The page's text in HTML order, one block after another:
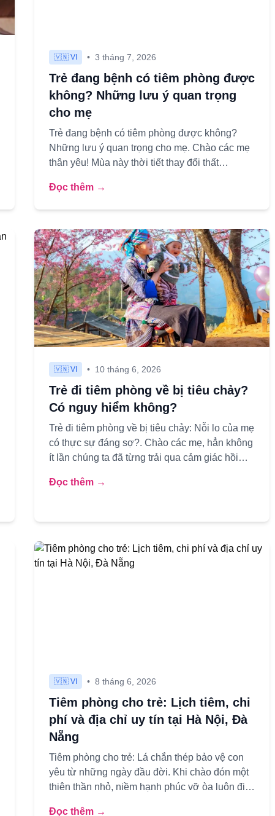
🇻🇳 VI • 3 tháng 7, 2026
Trẻ đang bệnh có tiêm phòng được
không? Những lưu ý quan trọng
cho mẹ
Trẻ đang bệnh có tiêm phòng được không?
Những lưu ý quan trọng cho mẹ. Chào các mẹ
thân yêu! Mùa này thời tiết thay đổi thất
Đọc thêm →
🇻🇳 VI • 10 tháng 6, 2026
Trẻ đi tiêm phòng về bị tiêu chảy?
Có nguy hiểm không?
Trẻ đi tiêm phòng về bị tiêu chảy: Nỗi lo của mẹ
có thực sự đáng sợ?. Chào các mẹ, hẳn không
ít lần chúng ta đã từng trải qua cảm giác hồi
Đọc thêm →
🇻🇳 VI • 8 tháng 6, 2026
Tiêm phòng cho trẻ: Lịch tiêm, chi
phí và địa chỉ uy tín tại Hà Nội, Đà
Nẵng
Tiêm phòng cho trẻ: Lá chắn thép bảo vệ con
yêu từ những ngày đầu đời. Khi chào đón một
thiên thần nhỏ, niềm hạnh phúc vỡ òa luôn đi
Đọc thêm →